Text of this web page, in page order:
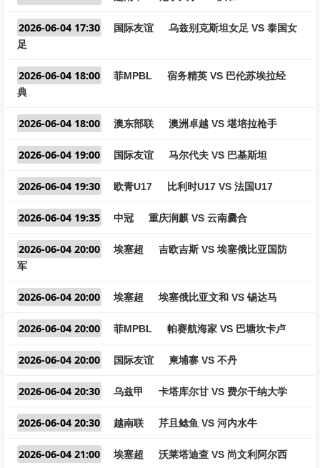
2026-06-04 17:30 国际友谊
乌兹别克斯坦女足 VS 泰国女
足
2026-06-04 18:00 菲MPBL
宿务精英 VS 巴伦苏埃拉经
典
2026-06-04 18:00 澳东部联 澳洲卓越 VS 堪培拉枪手
2026-06-04 19:00 国际友谊 马尔代夫 VS 巴基斯坦
2026-06-04 19:30 欧青U17 比利时U17 VS 法国U17
2026-06-04 19:35 中冠 重庆润麒 VS 云南爨合
2026-06-04 20:00 埃塞超
吉欧吉斯 VS 埃塞俄比亚国防
军
2026-06-04 20:00 埃塞超 埃塞俄比亚文和 VS 锡达马
2026-06-04 20:00 菲MPBL 帕赛航海家 VS 巴塘坎卡卢
2026-06-04 20:00 国际友谊 柬埔寨 VS 不丹
2026-06-04 20:30 乌兹甲 卡塔库尔甘 VS 费尔干纳大学
2026-06-04 20:30 越南联 芹且鲶鱼 VS 河内水牛
2026-06-04 21:00 埃塞超 沃莱塔迪查 VS 尚文利阿尔西